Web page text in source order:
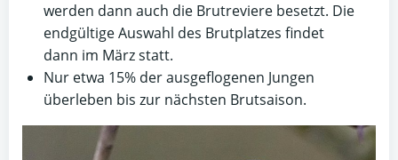
werden dann auch die Brutreviere besetzt. Die
endgültige Auswahl des Brutplatzes findet
dann im März statt.
Nur etwa 15% der ausgeflogenen Jungen
überleben bis zur nächsten Brutsaison.